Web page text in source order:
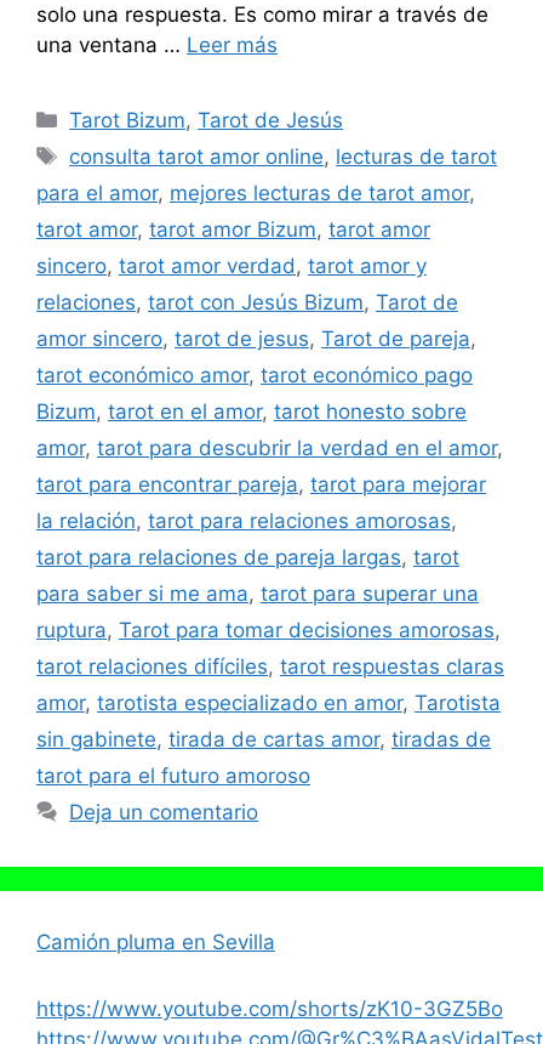
solo una respuesta. Es como mirar a través de
una ventana … Leer más
Categorías
Tarot Bizum,Tarot de Jesús
Etiquetas
consulta tarot amor online, lecturas de tarot
para el amor, mejores lecturas de tarot amor,
tarot amor, tarot amor Bizum, tarot amor
sincero, tarot amor verdad , tarot amor y
relaciones, tarot con Jesús Bizum, Tarot de
amor sincero, tarot de jesus, Tarot de pareja,
tarot económico amor, tarot económico pago
Bizum, tarot en el amor, tarot honesto sobre
amor, tarot para descubrir la verdad en el amor,
tarot para encontrar pareja, tarot para mejorar
la relación, tarot para relaciones amorosas,
tarot para relaciones de pareja largas, tarot
para saber si me ama, tarot para superar una
ruptura, Tarot para tomar decisiones amorosas,
tarot relaciones difíciles, tarot respuestas claras
amor, tarotista especializado en amor, Tarotista
sin gabinete, tirada de cartas amor, tiradas de
tarot para el futuro amoroso
Deja un comentario
Camión pluma en Sevilla
https://www.youtube.com/shorts/zK10-3GZ5Bo
https://www.youtube.com/